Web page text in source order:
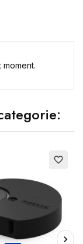
favorite_border